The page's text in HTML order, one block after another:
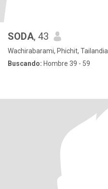
SODA, 43
Wachirabarami, Phichit, Tailandia
Buscando: Hombre 39 - 59